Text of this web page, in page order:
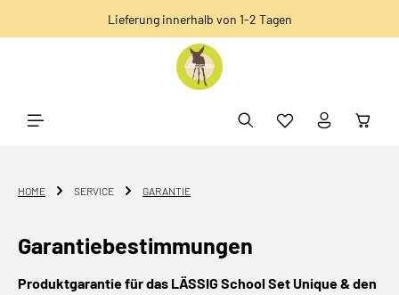
Lieferung innerhalb von 1-2 Tagen
HOME SERVICE GARANTIE
Garantiebestimmungen
Produktgarantie für das LÄSSIG School Set Unique & den